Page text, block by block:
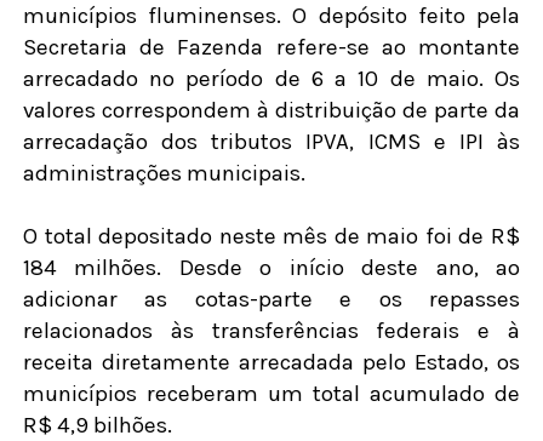
municípios fluminenses. O depósito feito pela
Secretaria de Fazenda refere-se ao montante
arrecadado no período de 6 a 10 de maio. Os
valores correspondem à distribuição de parte da
arrecadação dos tributos IPVA, ICMS e IPI às
administrações municipais.
O total depositado neste mês de maio foi de R$
184 milhões. Desde o início deste ano, ao
adicionar as cotas-parte e os repasses
relacionados às transferências federais e à
receita diretamente arrecadada pelo Estado, os
municípios receberam um total acumulado de
R$ 4,9 bilhões.